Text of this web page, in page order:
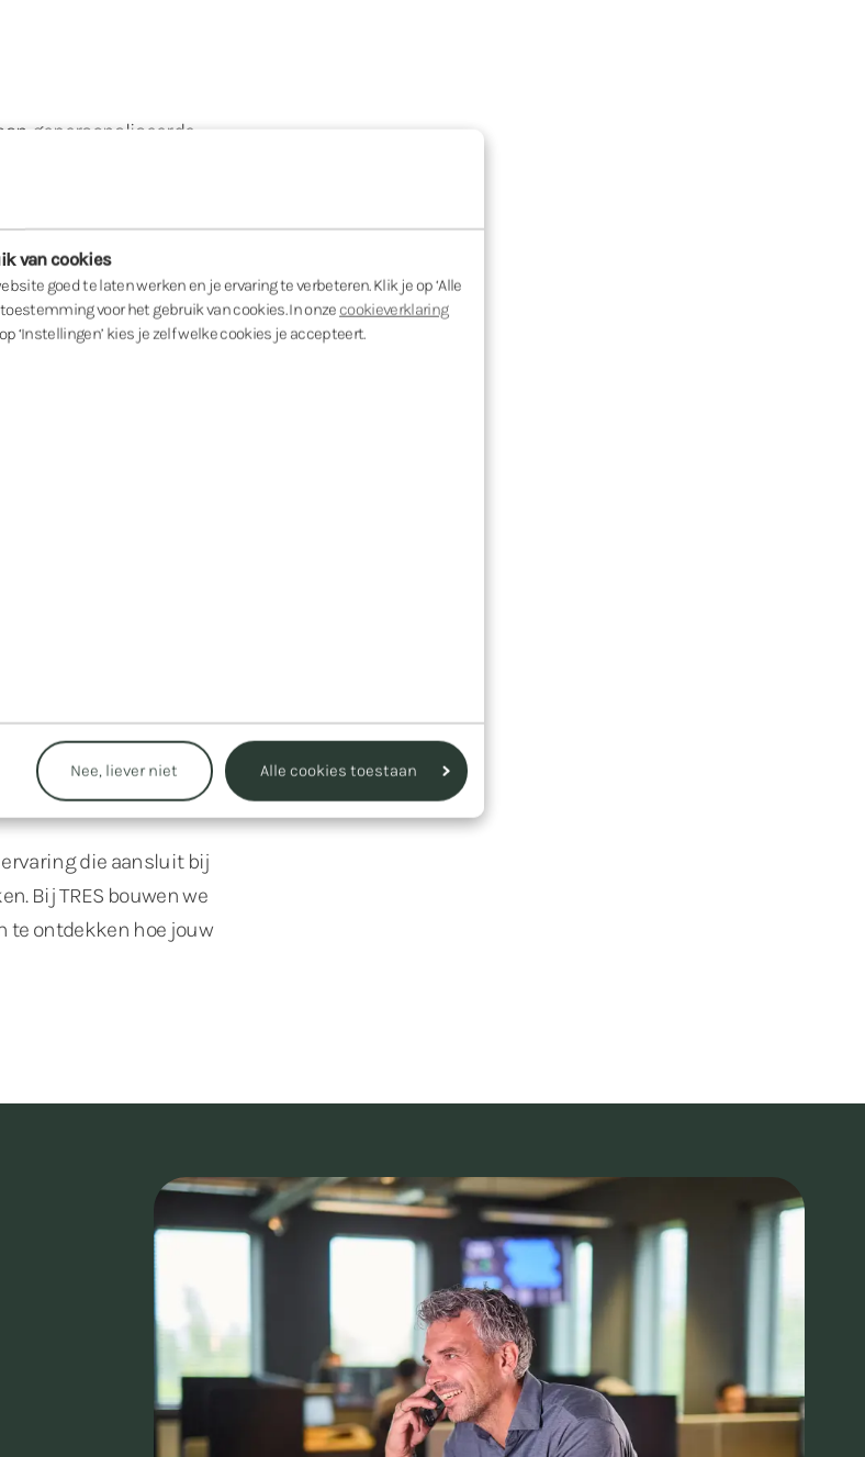
van cookies
goed te laten werken en je ervaring te verbeteren. Klik je op ‘Alle
voor het gebruik van cookies. In onzecookieverklaring
‘Instellingen’ kies je zelf welke cookies je accepteert.
Nee, liever niet Alle cookies toestaan
gepersonaliseerde
Zo blijft je klant
inzichten zorgen voor
genomen.
ontstaat er één
ervaring én maakt je
alleen gemak voor de
organisatie.”
die aansluit bij
Bij TRES bouwen we
te ontdekken hoe jouw